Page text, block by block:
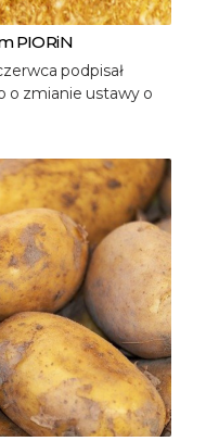
PIORiN
podpisał
o zmianie ustawy o